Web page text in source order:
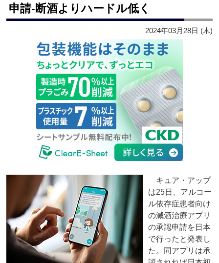
申請‐断酒よりハードル低く
2024年03月28日 (木)
キュア・アップ
は25日、アルコー
ル依存症患者向け
の減酒治療アプリ
の承認申請を日本
で行ったと発表し
た。同アプリは承